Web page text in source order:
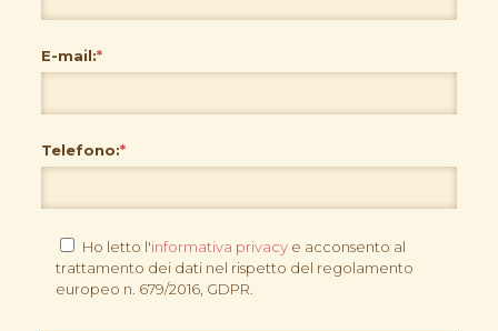
E-mail:*
Telefono:*
Ho letto l'informativa privacye acconsento al
trattamento dei dati nel rispetto del regolamento
europeo n. 679/2016, GDPR.